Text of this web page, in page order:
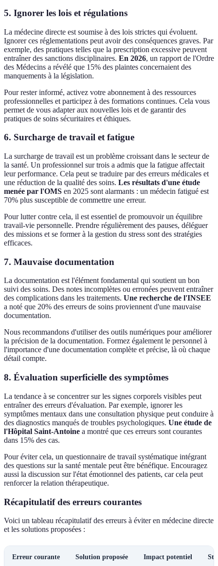
5. Ignorer les lois et régulations
La médecine directe est soumise à des lois strictes qui évoluent.
Ignorer ces réglementations peut avoir des conséquences graves. Par
exemple, des pratiques telles que la prescription excessive peuvent
entraîner des sanctions disciplinaires. En 2026, un rapport de l'Ordre
des Médecins a révélé que 15% des plaintes concernaient des
manquements à la législation.
Pour rester informé, activez votre abonnement à des ressources
professionnelles et participez à des formations continues. Cela vous
permet de vous adapter aux nouvelles lois et de garantir des
pratiques de soins sécuritaires et éthiques.
6. Surcharge de travail et fatigue
La surcharge de travail est un problème croissant dans le secteur de
la santé. Un professionnel sur trois a admis que la fatigue affectait
leur performance. Cela peut se traduire par des erreurs médicales et
une réduction de la qualité des soins. Les résultats d'une étude
menée par l'OMS en 2025 sont alarmants : un médecin fatigué est
70% plus susceptible de commettre une erreur.
Pour lutter contre cela, il est essentiel de promouvoir un équilibre
travail-vie personnelle. Prendre régulièrement des pauses, déléguer
des missions et se former à la gestion du stress sont des stratégies
efficaces.
7. Mauvaise documentation
La documentation est l'élément fondamental qui soutient un bon
suivi des soins. Des notes incomplètes ou erronées peuvent entraîner
des complications dans les traitements. Une recherche de l'INSEE
a noté que 20% des erreurs de soins proviennent d'une mauvaise
documentation.
Nous recommandons d'utiliser des outils numériques pour améliorer
la précision de la documentation. Formez également le personnel à
l'importance d'une documentation complète et précise, là où chaque
détail compte.
8. Évaluation superficielle des symptômes
La tendance à se concentrer sur les signes corporels visibles peut
entraîner des erreurs d'évaluation. Par exemple, ignorer les
symptômes mentaux dans une consultation physique peut conduire à
des diagnostics manqués de troubles psychologiques. Une étude de
l'Hôpital Saint-Antoine a montré que ces erreurs sont courantes
dans 15% des cas.
Pour éviter cela, un questionnaire de travail systématique intégrant
des questions sur la santé mentale peut être bénéfique. Encouragez
aussi la discussion sur l'état émotionnel des patients, car cela peut
renforcer la relation thérapeutique.
Récapitulatif des erreurs courantes
Voici un tableau récapitulatif des erreurs à éviter en médecine directe
et les solutions proposées :
Erreur courante Solution proposée Impact potentiel